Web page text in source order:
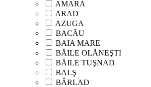
AMARA
ARAD
AZUGA
BACĂU
BAIA MARE
BĂILE OLĂNEŞTI
BĂILE TUŞNAD
BALŞ
BÂRLAD